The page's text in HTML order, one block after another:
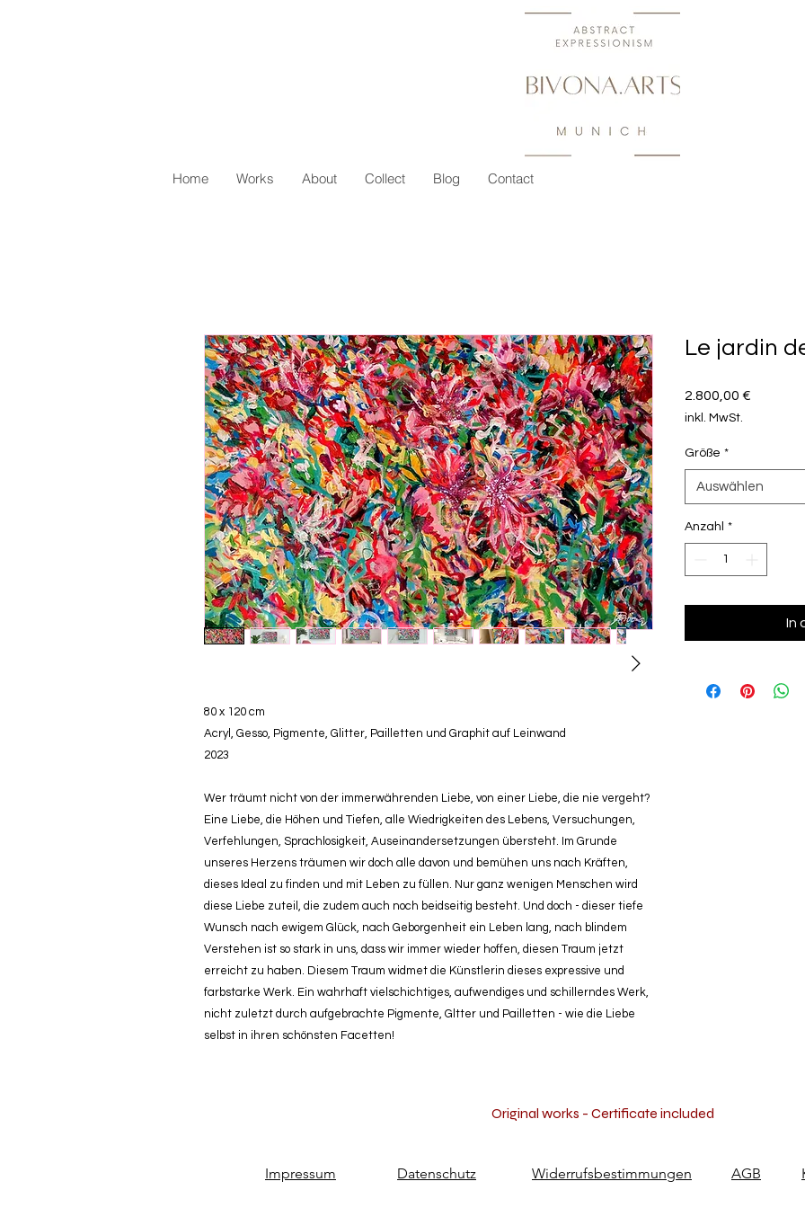
Home Works About Collect Blog Contact
80 x 120 cm
Acryl, Gesso, Pigmente, Glitter, Pailletten und Graphit auf Leinwand
2023
Wer träumt nicht von der immerwährenden Liebe, von einer Liebe, die nie vergeht?
Eine Liebe, die Höhen und Tiefen, alle Wiedrigkeiten des Lebens, Versuchungen,
Verfehlungen, Sprachlosigkeit, Auseinandersetzungen übersteht. Im Grunde
unseres Herzens träumen wir doch alle davon und bemühen uns nach Kräften,
dieses Ideal zu finden und mit Leben zu füllen. Nur ganz wenigen Menschen wird
diese Liebe zuteil, die zudem auch noch beidseitig besteht. Und doch - dieser tiefe
Wunsch nach ewigem Glück, nach Geborgenheit ein Leben lang, nach blindem
Verstehen ist so stark in uns, dass wir immer wieder hoffen, diesen Traum jetzt
erreicht zu haben. Diesem Traum widmet die Künstlerin dieses expressive und
farbstarke Werk. Ein wahrhaft vielschichtiges, aufwendiges und schillerndes Werk,
nicht zuletzt durch aufgebrachte Pigmente, Gltter und Pailletten - wie die Liebe
selbst in ihren schönsten Facetten!
Le jardin
2.800,00 €
inkl. MwSt.
Größe *
Auswählen
Anzahl *
In
Original works - Certificate included
Impressum Datenschutz Widerrufsbestimmungen AGB